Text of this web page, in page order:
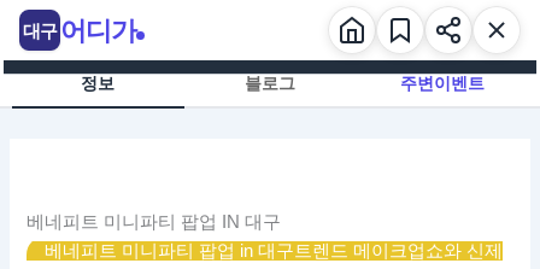
츠
정보 블로그 주변이벤트
베네피트 미니파티 팝업 IN 대구
베네피트 미니파티 팝업 in 대구트렌드 메이크업쇼와 신제
대구 어디가